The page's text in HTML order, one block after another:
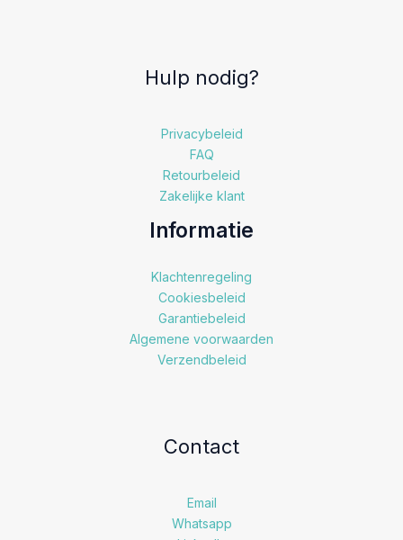
Hulp nodig?
Privacybeleid
FAQ
Retourbeleid
Zakelijke klant
Informatie
Klachtenregeling
Cookiesbeleid
Garantiebeleid
Algemene voorwaarden
Verzendbeleid
Contact
Email
Whatsapp